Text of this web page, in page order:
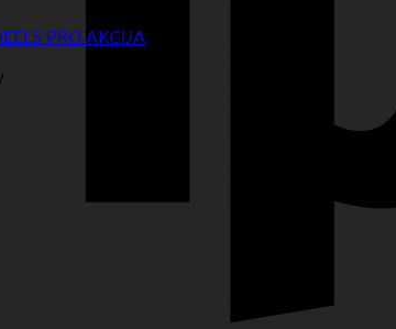
PRO AKCIJA